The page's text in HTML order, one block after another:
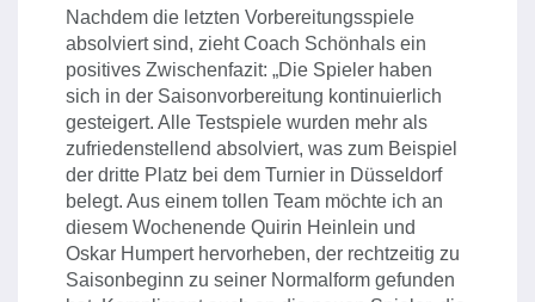
Nachdem die letzten Vorbereitungsspiele
absolviert sind, zieht Coach Schönhals ein
positives Zwischenfazit: „Die Spieler haben
sich in der Saisonvorbereitung kontinuierlich
gesteigert. Alle Testspiele wurden mehr als
zufriedenstellend absolviert, was zum Beispiel
der dritte Platz bei dem Turnier in Düsseldorf
belegt. Aus einem tollen Team möchte ich an
diesem Wochenende Quirin Heinlein und
Oskar Humpert hervorheben, der rechtzeitig zu
Saisonbeginn zu seiner Normalform gefunden